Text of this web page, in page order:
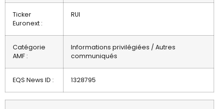
Ticker
Euronext :
RUI
Catégorie
AMF :
Informations privilégiées / Autres
communiqués
EQS News ID : 1328795